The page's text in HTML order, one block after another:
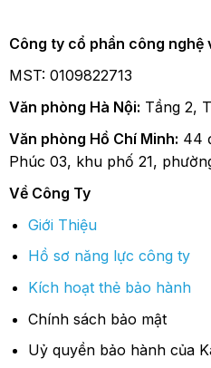
Công ty cổ phần công nghệ
MST: 0109822713
Văn phòng Hà Nội: Tầng 2,
Văn phòng Hồ Chí Minh: 44
Phúc 03, khu phố 21,
Về Công Ty
Giới Thiệu
Hồ sơ năng lực công ty
Kích hoạt thẻ bảo hành
Chính sách bảo mật
Uỷ quyền bảo hành của